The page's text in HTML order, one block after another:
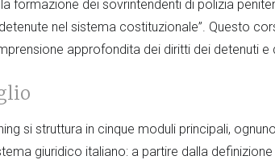
formazione dei sovrintendenti di polizia
nel sistema costituzionale”. Questo
approfondita dei diritti dei detenuti
si struttura in cinque moduli principali,
giuridico italiano: a partire dalla